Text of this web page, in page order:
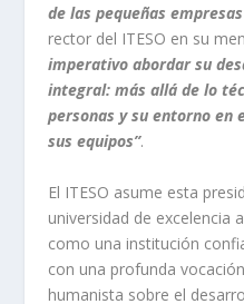
de las pequeñas
rector del ITESO en su
imperativo abordar su
integral: más allá de lo
personas y su entorno en
sus equipos”.
El ITESO asume esta
universidad de excelencia
como una institución
con una profunda
humanista sobre el